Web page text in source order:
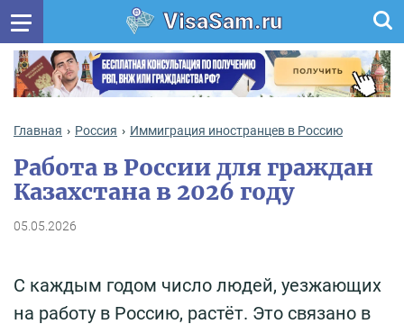
VisaSam.ru
Главная Россия Иммиграция иностранцев в Россию
Работа в России для граждан
Казахстана в 2026 году
05.05.2026
С каждым годом число людей, уезжающих
на работу в Россию, растёт. Это связано в